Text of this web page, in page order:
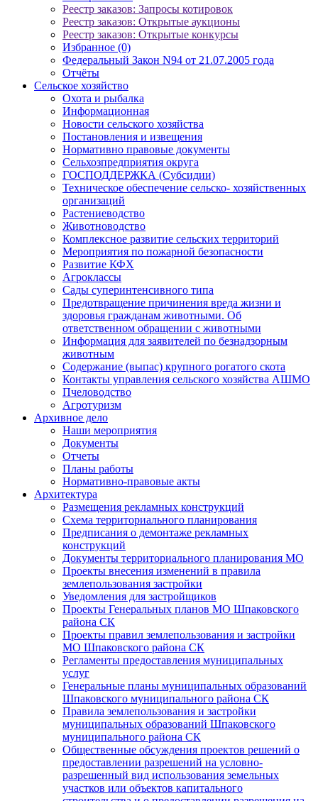
Реестр заказов: Запросы котировок
Реестр заказов: Открытые аукционы
Реестр заказов: Открытые конкурсы
Избранное (0)
Федеральный Закон N94 от 21.07.2005 года
Отчёты
Сельское хозяйство
Охота и рыбалка
Информационная
Новости сельского хозяйства
Постановления и извещения
Нормативно правовые документы
Сельхозпредприятия округа
ГОСПОДДЕРЖКА (Субсидии)
Техническое обеспечение сельско- хозяйственных
организаций
Растениеводство
Животноводство
Комплексное развитие сельских территорий
Мероприятия по пожарной безопасности
Развитие КФХ
Агроклассы
Сады суперинтенсивного типа
Предотвращение причинения вреда жизни и
здоровья гражданам животными. Об
ответственном обращении с животными
Информация для заявителей по безнадзорным
животным
Содержание (выпас) крупного рогатого скота
Контакты управления сельского хозяйства АШМО
Пчеловодство
Агротуризм
Архивное дело
Наши мероприятия
Документы
Отчеты
Планы работы
Нормативно-правовые акты
Архитектура
Размещения рекламных конструкций
Схема территориального планирования
Предписания о демонтаже рекламных
конструкций
Документы территориального планирования МО
Проекты внесения изменений в правила
землепользования застройки
Уведомления для застройщиков
Проекты Генеральных планов МО Шпаковского
района СК
Проекты правил землепользования и застройки
МО Шпаковского района СК
Регламенты предоставления муниципальных
услуг
Генеральные планы муниципальных образований
Шпаковского муниципального района СК
Правила землепользования и застройки
муниципальных образований Шпаковского
муниципального района СК
Общественные обсуждения проектов решений о
предоставлении разрешений на условно-
разрешенный вид использования земельных
участков или объектов капитального